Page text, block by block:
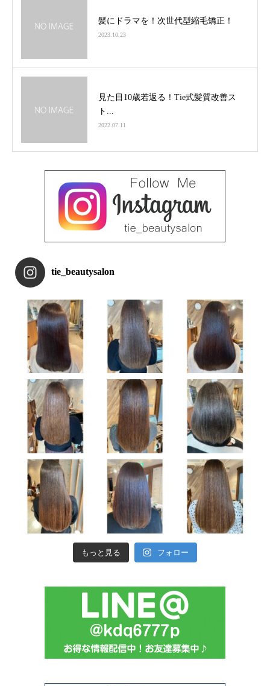
髪にドラマを！次世代型縮毛矯正！
2023.10.23
見た目10歳若返る！Tie式髪質改善ス
ト...
2022.07.11
tie_beautysalon
もっと見る フォロー